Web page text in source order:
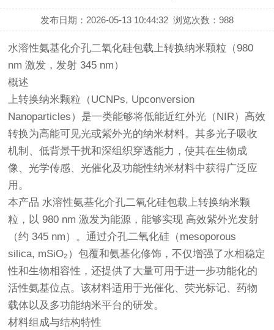
发布日期：2026-05-13 10:44:32 浏览次数：988
水溶性氨基化介孔二氧化硅包载上转换纳米颗粒（980
nm 激发，发射 345 nm）
概述
上转换纳米颗粒（UCNPs, Upconversion
Nanoparticles）是一类能够将低能近红外光（NIR）高效
转换为高能可见光或紫外光的纳米材料。其多光子吸收
机制、低背景干扰和深组织穿透能力，使其在生物成
像、光学传感、光催化及功能性纳米材料中获得广泛应
用。
本产品 水溶性氨基化介孔二氧化硅包载上转换纳米颗
粒，以 980 nm 激发为能源，能够实现 高效紫外光发射
（约 345 nm）。通过介孔二氧化硅（mesoporous
silica, mSiO₂）包覆和氨基化修饰，不仅增强了水相稳定
性和生物相容性，还提供了大量可用于进一步功能化的
活性氨基位点。该材料适用于光催化、荧光标记、药物
载体以及多功能纳米平台的研发。
材料组成与结构特性